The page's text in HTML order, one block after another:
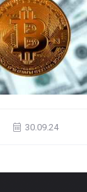
30.09.24